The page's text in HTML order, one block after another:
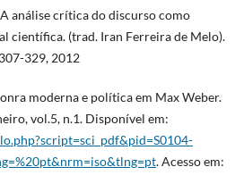
análise crítica do discurso como
científica. (trad. Iran Ferreira de Melo).
329, 2012
moderna e política em Max Weber.
vol.5, n.1. Disponível em:
. Acesso em: